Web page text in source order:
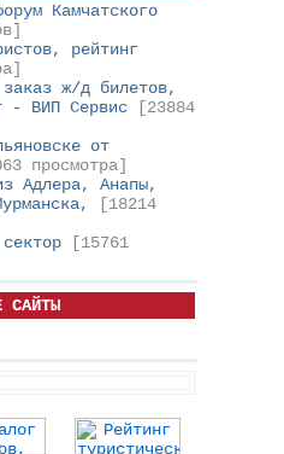
Камчатского
рейтинг
ж/д билетов,
- ВИП Сервис
[23884
от
просмотра]
Адлера, Анапы,
[18214
[15761
САЙТЫ